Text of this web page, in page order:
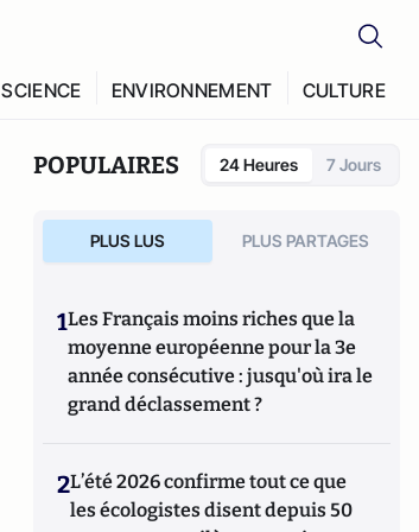
SCIENCE ENVIRONNEMENT CULTURE
POPULAIRES 24 Heures 7 Jours
PLUS LUS PLUS PARTAGES
1Les Français moins riches que la
moyenne européenne pour la 3e
année consécutive : jusqu'où ira le
grand déclassement ?
2L’été 2026 confirme tout ce que
les écologistes disent depuis 50